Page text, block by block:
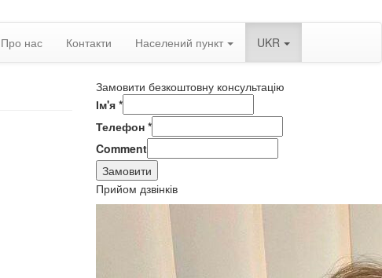
Про нас Контакти Населений пункт UKR
Замовити безкоштовну консультацію
Ім'я *
Телефон *
Comment
Замовити
Прийом дзвінків